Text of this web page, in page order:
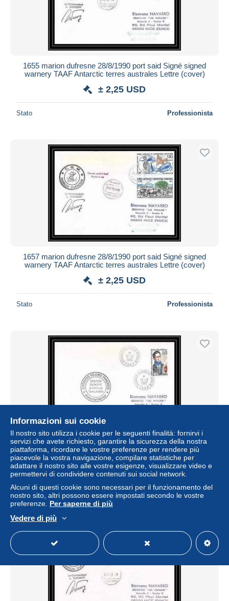
1655 marion dufresne 28/8/1990 port said Signé signed
warnery TAAF Antarctic terres australes Lettre (cover)
± 2,25 USD
Stato Professionista
1657 marion dufresne 28/8/1990 port said Signé signed
warnery TAAF Antarctic terres australes Lettre (cover)
± 2,25 USD
Stato Professionista
1658 mission paul émile victor 12/12/1990 TAAF Antarctic
terres australes Lettre (cover)
± 2,25 USD
Stato Professionista
Informazioni sui cookie
Il nostro sito utilizza i cookie per le seguenti finalità: fornirvi i
servizi che avete richiesto, garantire la sicurezza della nostra
piattaforma, ricordare le vostre preferenze per rendere più
piacevole la vostra navigazione, compilare statistiche per
adattare il nostro sito alle vostre esigenze, visualizzare video e
permettervi di condividere contenuti sui social network.
Alcuni di questi cookie sono necessari per il funzionamento del
nostro sito, altri possono essere impostati secondo le vostre
preferenze. Per saperne di più
Vedere di più